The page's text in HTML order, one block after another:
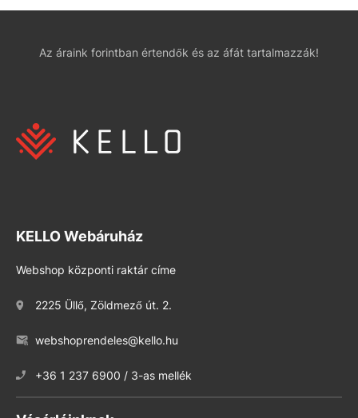
Az áraink forintban értendők és az áfát tartalmazzák!
KELLO Webáruház
Webshop központi raktár címe
2225 Üllő, Zöldmező út. 2.
webshoprendeles@kello.hu
+36 1 237 6900 / 3-as mellék